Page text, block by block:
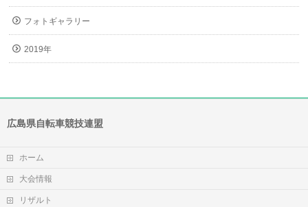
フォトギャラリー
2019年
広島県自転車競技連盟
ホーム
大会情報
リザルト